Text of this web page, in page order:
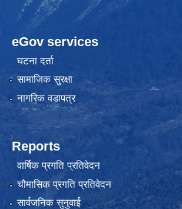
eGov services
घटना दर्ता
सामाजिक सुरक्षा
नागरिक वडापत्र
Reports
वार्षिक प्रगति प्रतिवेदन
चौमासिक प्रगति प्रतिवेदन
सार्वजनिक सुनुवाई